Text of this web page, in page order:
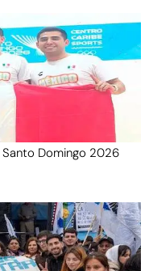
Domingo 2026